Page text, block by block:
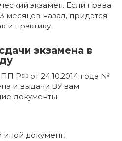
экзамен. Если права
месяцев назад, придется
и практику.
экзамена в
ПП РФ от 24.10.2014 года №
и выдачи ВУ вам
документы:
иной документ,